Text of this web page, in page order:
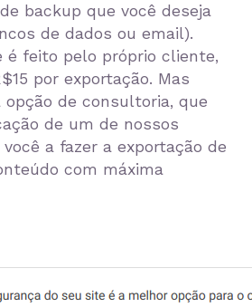
backup que você deseja
de dados ou email).
é feito pelo próprio cliente,
por exportação. Mas
de consultoria, que
de um de nossos
a fazer a exportação de
com máxima